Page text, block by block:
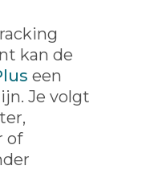
kan de
een
Je volgt
of